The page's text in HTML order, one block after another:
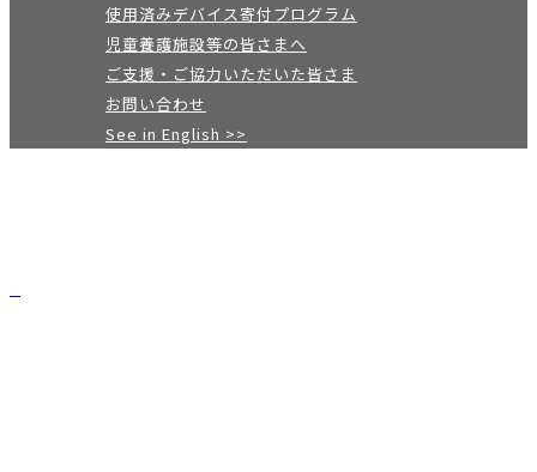
使用済みデバイス寄付プログラム
児童養護施設等の皆さまへ
ご支援・ご協力いただいた皆さま
お問い合わせ
See in English >>